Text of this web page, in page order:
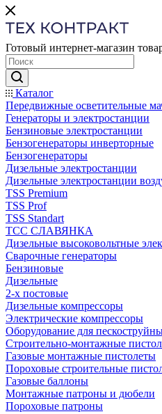
Готовый интернет-магазин
Каталог
Передвижные осветительные
Генераторы и электростанции
Бензиновые электростанции
Бензогенераторы инверторные
Бензогенераторы
Дизельные электростанции
Дизельные электростанции
TSS Premium
TSS Prof
TSS Standart
ТСС СЛАВЯНКА
Дизельные высоковольтные
Сварочные генераторы
Бензиновые
Дизельные
2-х постовые
Дизельные компрессоры
Электрические компрессоры
Оборудование для
Строительно-монтажные
Газовые монтажные пистолеты
Пороховые строительные
Газовые баллоны
Монтажные патроны и дюбели
Пороховые патроны